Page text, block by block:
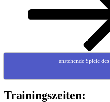
anstehende Spiele
Trainingszeiten: